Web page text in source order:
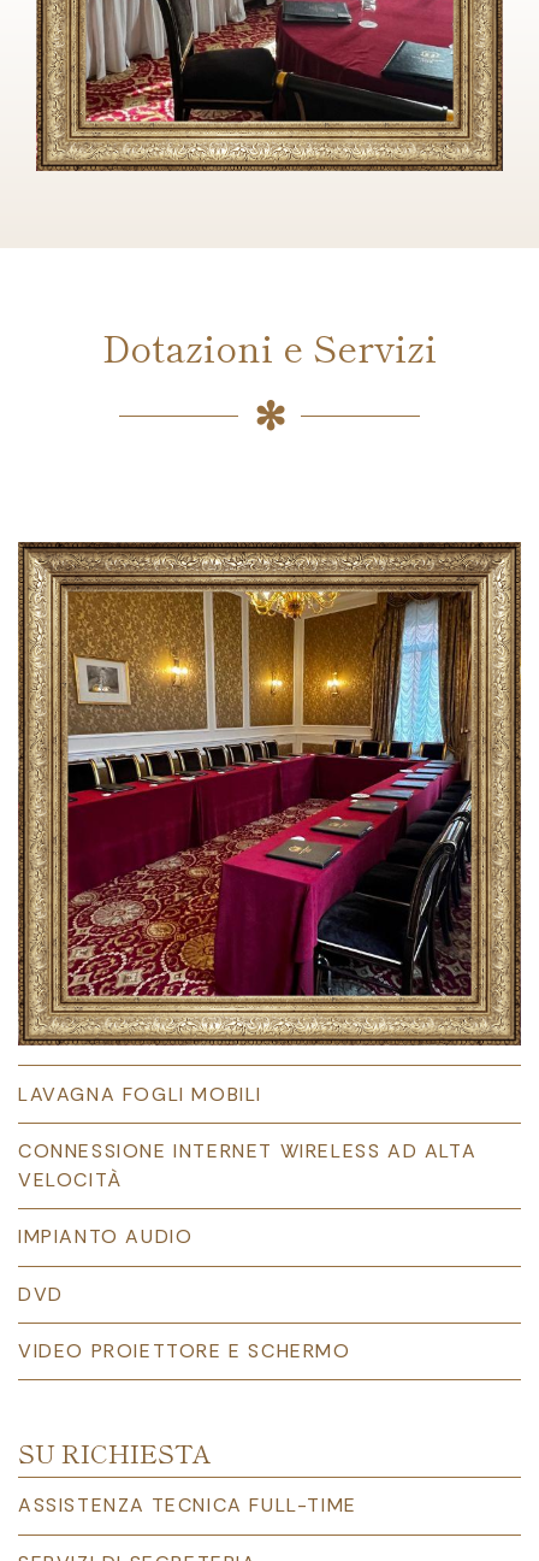
Dotazioni e Servizi
LAVAGNA FOGLI MOBILI
CONNESSIONE INTERNET WIRELESS AD ALTA
VELOCITÀ
IMPIANTO AUDIO
DVD
VIDEO PROIETTORE E SCHERMO
SU RICHIESTA
ASSISTENZA TECNICA FULL-TIME